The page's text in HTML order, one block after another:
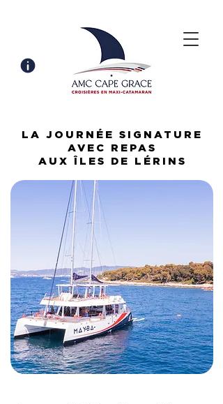
LA JOURNÉE SIGNATURE
AVEC REPAS
AUX ÎLES DE LÉRINS